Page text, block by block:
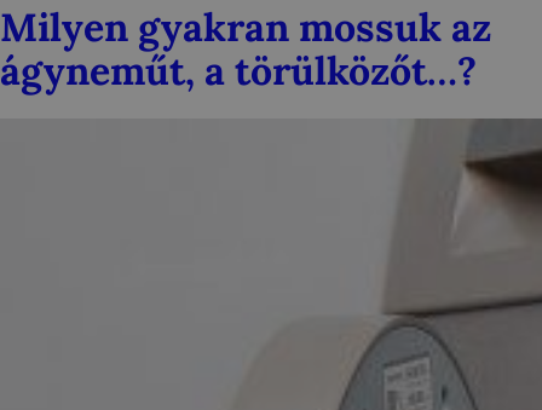
Milyen gyakran mossuk az
ágyneműt, a törülközőt…?